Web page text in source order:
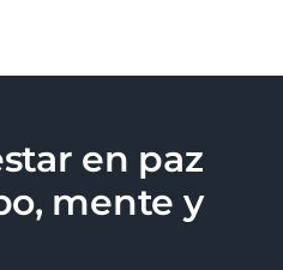
en paz
mente y